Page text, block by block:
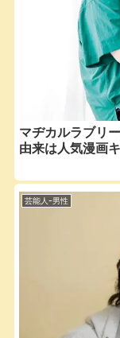
マヂカルラブリ
由来は人気漫画
芸能人ｰ男性